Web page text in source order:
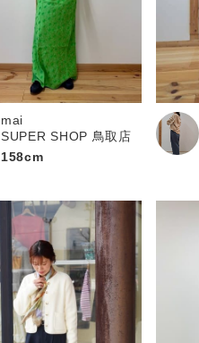
mai
SUPER SHOP 鳥取店
158cm